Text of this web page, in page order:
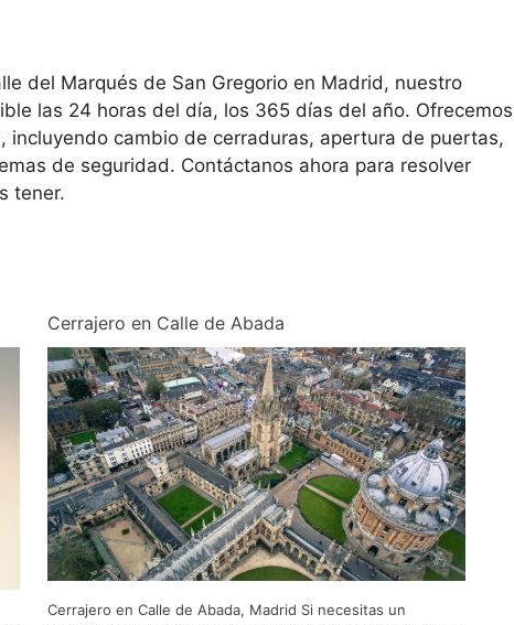
del Marqués de San Gregorio en Madrid, nuestro
las 24 horas del día, los 365 días del año. Ofrecemos
incluyendo cambio de cerraduras, apertura de puertas,
de seguridad. Contáctanos ahora para resolver
tener.
Cerrajero en Calle de Abada
Cerrajero en Calle de Abada, Madrid Si necesitas un